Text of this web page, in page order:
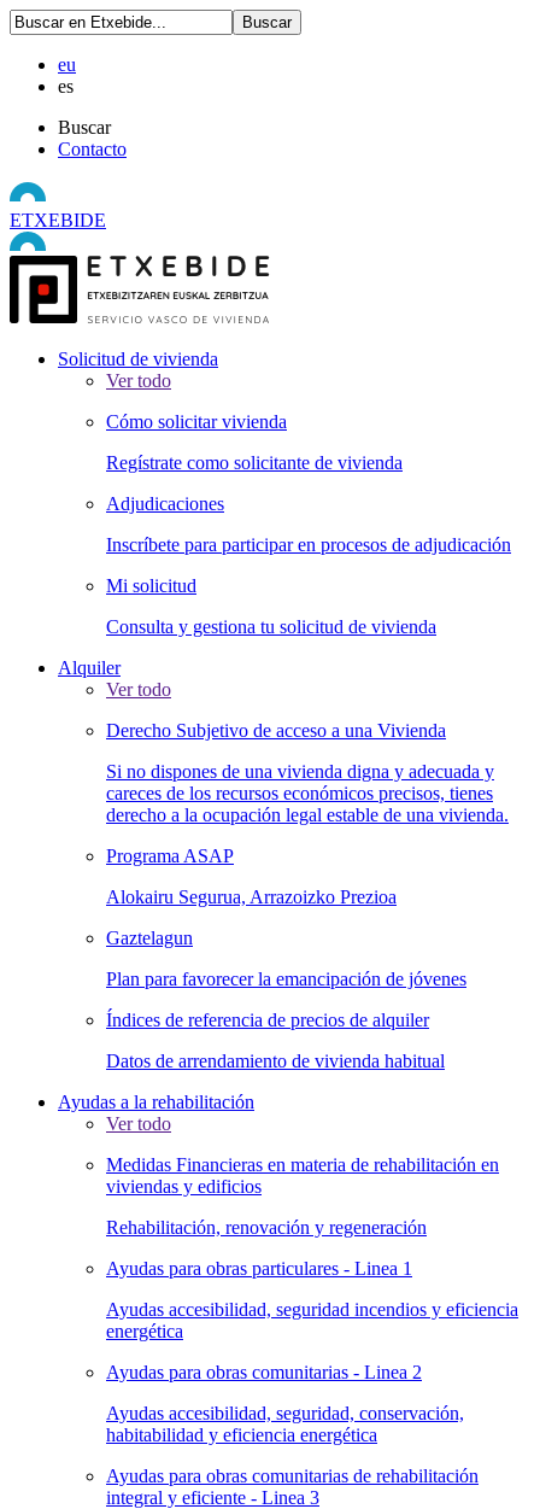
eu
es
Buscar
Contacto
ETXEBIDE
Solicitud de vivienda
Ver todo
Cómo solicitar vivienda
Regístrate como solicitante de vivienda
Adjudicaciones
Inscríbete para participar en procesos de adjudicación
Mi solicitud
Consulta y gestiona tu solicitud de vivienda
Alquiler
Ver todo
Derecho Subjetivo de acceso a una Vivienda
Si no dispones de una vivienda digna y adecuada y
careces de los recursos económicos precisos, tienes
derecho a la ocupación legal estable de una vivienda.
Programa ASAP
Alokairu Segurua, Arrazoizko Prezioa
Gaztelagun
Plan para favorecer la emancipación de jóvenes
Índices de referencia de precios de alquiler
Datos de arrendamiento de vivienda habitual
Ayudas a la rehabilitación
Ver todo
Medidas Financieras en materia de rehabilitación en
viviendas y edificios
Rehabilitación, renovación y regeneración
Ayudas para obras particulares - Linea 1
Ayudas accesibilidad, seguridad incendios y eficiencia
energética
Ayudas para obras comunitarias - Linea 2
Ayudas accesibilidad, seguridad, conservación,
habitabilidad y eficiencia energética
Ayudas para obras comunitarias de rehabilitación
integral y eficiente - Linea 3